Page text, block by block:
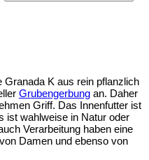
Granada K aus rein pflanzlich
Grubengerbung an. Daher
Griff. Das Innenfutter ist
ist wahlweise in Natur oder
Verarbeitung haben eine
Damen und ebenso von